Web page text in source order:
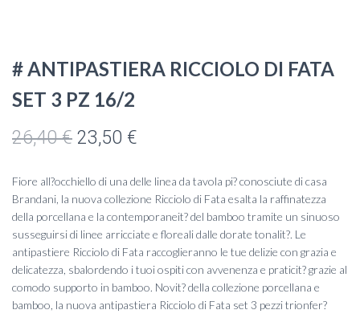
# ANTIPASTIERA RICCIOLO DI FATA
SET 3 PZ 16/2
26,40€ Il
originale
era:
26,40 €.
23,50 €
attuale
è:
23,50 €.
Fiore all?occhiello di una delle linea da tavola pi? conosciute di casa
Brandani, la nuova collezione Ricciolo di Fata esalta la raffinatezza
della porcellana e la contemporaneit? del bamboo tramite un sinuoso
susseguirsi di linee arricciate e floreali dalle dorate tonalit?. Le
antipastiere Ricciolo di Fata raccoglieranno le tue delizie con grazia e
delicatezza, sbalordendo i tuoi ospiti con avvenenza e praticit? grazie al
comodo supporto in bamboo. Novit? della collezione porcellana e
bamboo, la nuova antipastiera Ricciolo di Fata set 3 pezzi trionfer?